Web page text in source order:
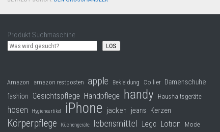
Produkt Suchmaschine
LOS
Amazon amazon restposten apple Bekleidung Collier Damenschuhe
fashion Gesichtspflege Handpflege handy Haushaltsgeräte
hosen Hygieneartikel iPhone jacken jeans Kerzen
Körperpflege Küchengeräte lebensmittel Lego Lotion Mode